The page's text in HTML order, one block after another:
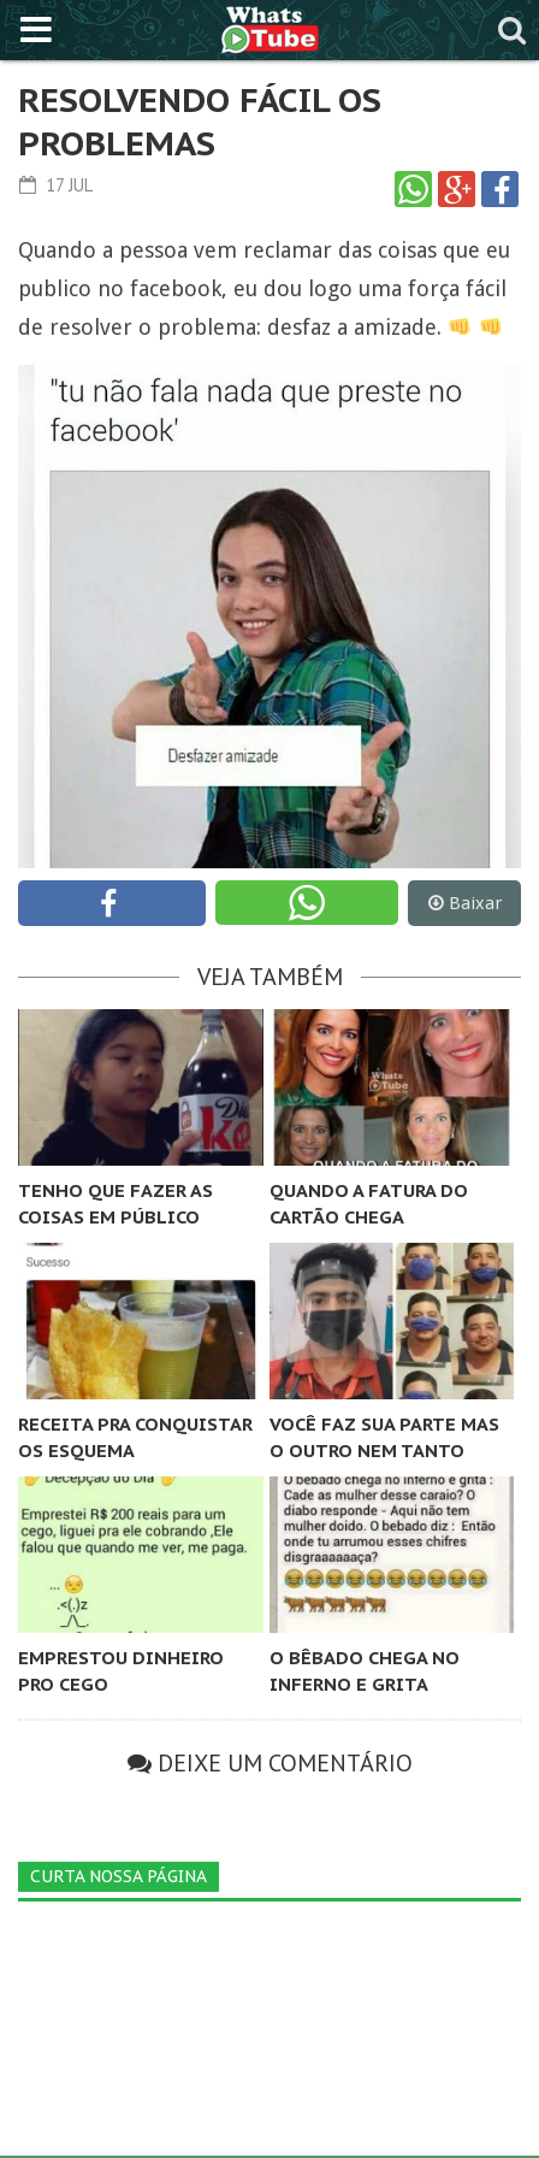
RESOLVENDO FÁCIL OS
PROBLEMAS
17 JUL
Quando a pessoa vem reclamar das coisas que eu
publico no facebook, eu dou logo uma força fácil
de resolver o problema: desfaz a amizade.
Baixar
VEJA TAMBÉM
TENHO QUE FAZER AS
COISAS EM PÚBLICO
QUANDO A FATURA DO
CARTÃO CHEGA
RECEITA PRA CONQUISTAR
OS ESQUEMA
VOCÊ FAZ SUA PARTE MAS
O OUTRO NEM TANTO
EMPRESTOU DINHEIRO
PRO CEGO
O BÊBADO CHEGA NO
INFERNO E GRITA
DEIXE UM COMENTÁRIO
CURTA NOSSA PÁGINA